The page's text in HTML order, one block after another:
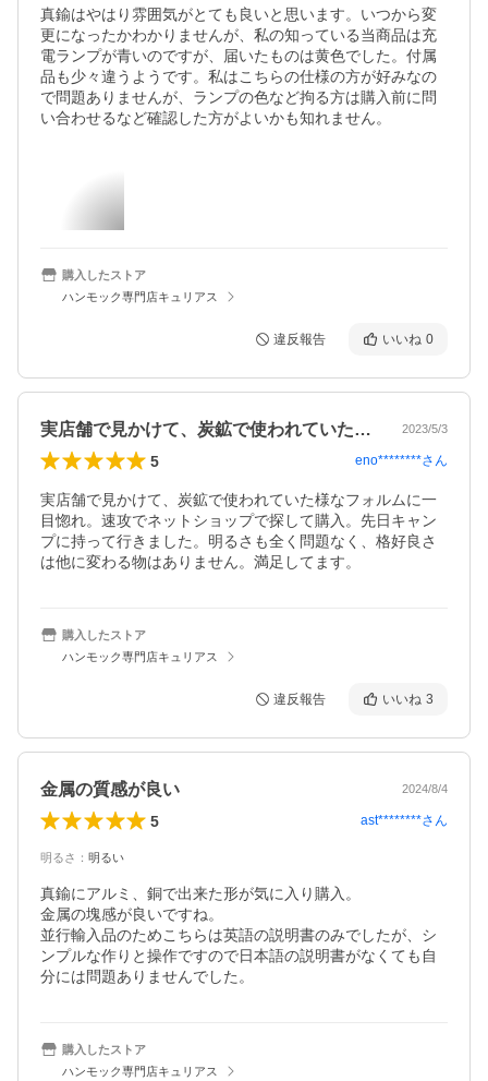
真鍮はやはり雰囲気がとても良いと思います。いつから変
更になったかわかりませんが、私の知っている当商品は充
電ランプが青いのですが、届いたものは黄色でした。付属
品も少々違うようです。私はこちらの仕様の方が好みなの
で問題ありませんが、ランプの色など拘る方は購入前に問
い合わせるなど確認した方がよいかも知れません。
購入したストア
ハンモック専門店キュリアス
違反報告 いいね 0
実店舗で見かけて、炭鉱で使われていた様… 2023/5/3
5 eno********さん
実店舗で見かけて、炭鉱で使われていた様なフォルムに一
目惚れ。速攻でネットショップで探して購入。先日キャン
プに持って行きました。明るさも全く問題なく、格好良さ
は他に変わる物はありません。満足してます。
購入したストア
ハンモック専門店キュリアス
違反報告 いいね 3
金属の質感が良い 2024/8/4
5 ast********さん
明るさ ： 明るい
真鍮にアルミ、銅で出来た形が気に入り購入。
金属の塊感が良いですね。
並行輸入品のためこちらは英語の説明書のみでしたが、シ
ンプルな作りと操作ですので日本語の説明書がなくても自
分には問題ありませんでした。
購入したストア
ハンモック専門店キュリアス